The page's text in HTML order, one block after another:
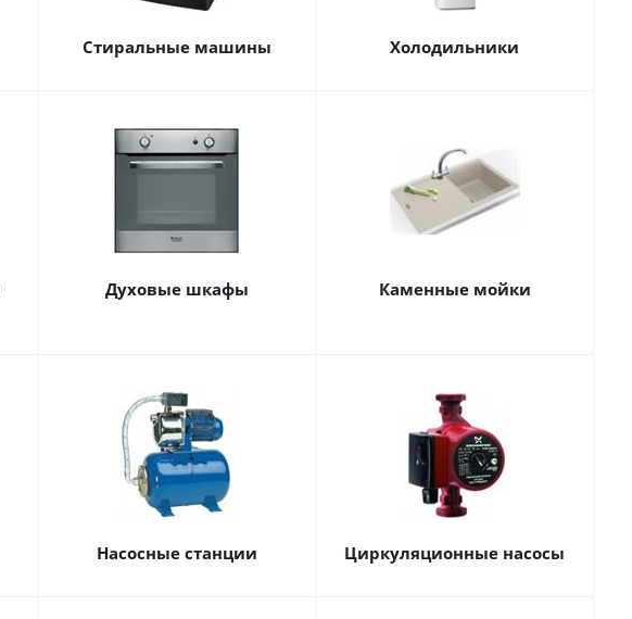
Стиральные машины Холодильники
Духовые шкафы Каменные мойки
Насосные станции Циркуляционные насосы